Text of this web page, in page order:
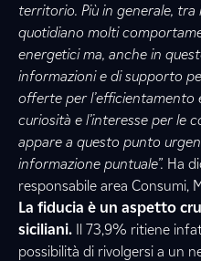
territorio. Più in generale, tra
quotidiano molti
energetici ma, anche in
informazioni e di supporto
offerte per l’efficientamento
curiosità e l’interesse per le
appare a questo punto
informazione puntuale”. Ha
responsabile area Consumi,
La fiducia è un aspetto
siciliani. Il 73,9% ritiene
possibilità di rivolgersi a un